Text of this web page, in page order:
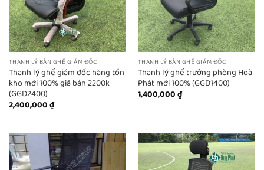
THANH LÝ BÀN GHẾ GIÁM ĐỐC
Thanh lý ghế giám đốc hàng tồn
kho mới 100% giá bán 2200k
(GGD2400)
2,400,000₫
THANH LÝ BÀN GHẾ GIÁM ĐỐC
Thanh lý ghế trưởng phòng Hoà
Phát mới 100% (GGD1400)
1,400,000₫